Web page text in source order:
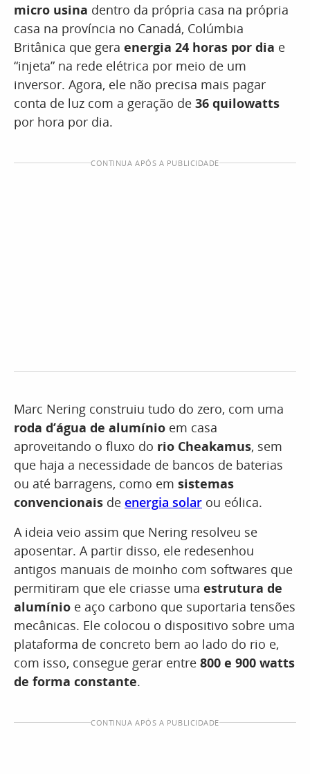
micro usina dentro da própria casa na própria
casa na província no Canadá, Colúmbia
Britânica que gera energia 24 horas por dia e
“injeta” na rede elétrica por meio de um
inversor. Agora, ele não precisa mais pagar
conta de luz com a geração de 36 quilowatts
por hora por dia.
CONTINUA APÓS A PUBLICIDADE
Marc Nering construiu tudo do zero, com uma
roda d’água de alumínio em casa
aproveitando o fluxo do rio Cheakamus, sem
que haja a necessidade de bancos de baterias
ou até barragens, como em sistemas
convencionais de energia solar ou eólica.
A ideia veio assim que Nering resolveu se
aposentar. A partir disso, ele redesenhou
antigos manuais de moinho com softwares que
permitiram que ele criasse uma estrutura de
alumínio e aço carbono que suportaria tensões
mecânicas. Ele colocou o dispositivo sobre uma
plataforma de concreto bem ao lado do rio e,
com isso, consegue gerar entre 800 e 900 watts
de forma constante.
CONTINUA APÓS A PUBLICIDADE